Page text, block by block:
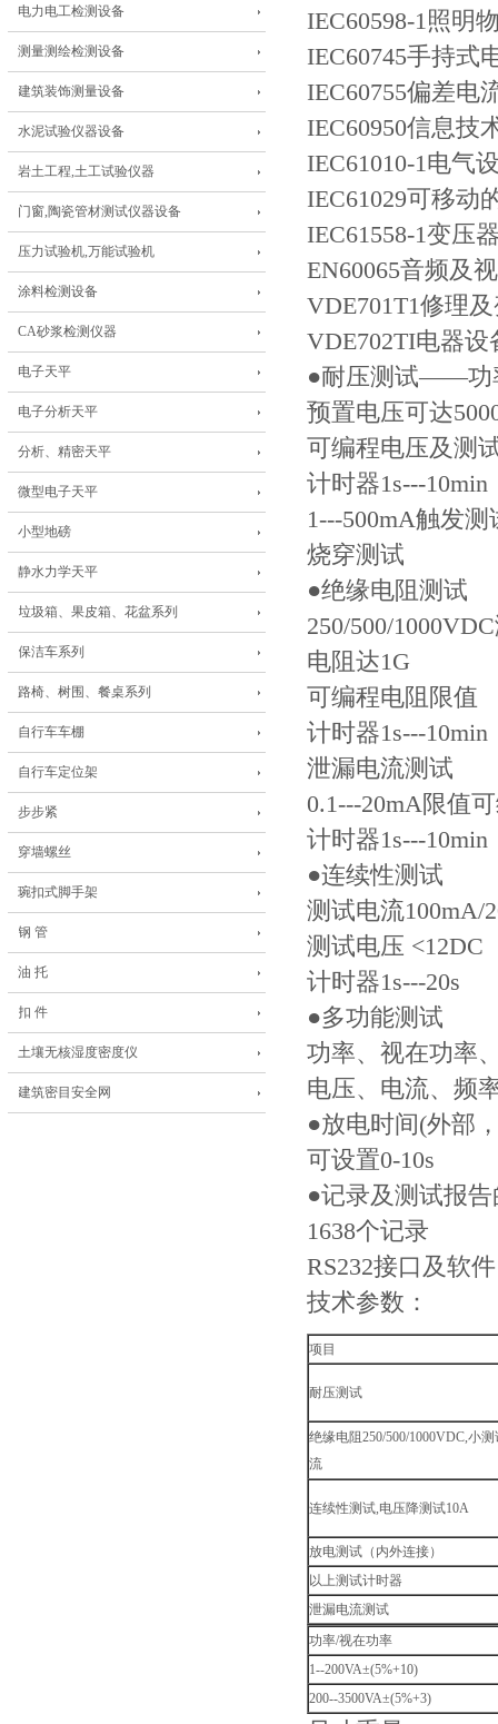
电力电工检测设备
测量测绘检测设备
建筑装饰测量设备
水泥试验仪器设备
岩土工程,土工试验仪器
门窗,陶瓷管材测试仪器设备
压力试验机,万能试验机
涂料检测设备
CA砂浆检测仪器
电子天平
电子分析天平
分析、精密天平
微型电子天平
小型地磅
静水力学天平
垃圾箱、果皮箱、花盆系列
保洁车系列
路椅、树围、餐桌系列
自行车车棚
自行车定位架
步步紧
穿墙螺丝
琬扣式脚手架
钢 管
油 托
扣 件
土壤无核湿度密度仪
建筑密目安全网
IEC60598-1照明
IEC60745手持式
IEC60755偏差电
IEC60950信息技
IEC61010-1电气
IEC61029可移动
IEC61558-1变压
EN60065音频及
VDE701T1修理
VDE702TI电器
●耐压测试——功
预置电压可达
可编程电压及测
计时器1s---10min
1---500mA触发测
烧穿测试
●绝缘电阻测试
250/500/
电阻达1G
可编程电阻限值
计时器1s---10min
泄漏电流测试
0.1---20mA限值
计时器1s---10min
●连续性测试
测试电流100mA/
测试电压 <12DC
计时器1s---20s
●多功能测试
功率、视在功率
电压、电流、频
●放电时间(外部
可设置0-10s
●记录及测试报
1638个记录
RS232接口及软件
技术参数：
项目
耐压测试
绝缘电阻250/500/1000VDC,小
流
连续性测试,电压降测试10A
放电测试（内外连接）
以上测试计时器
泄漏电流测试
功率/视在功率
1--200VA±(5%+10)
200--3500VA±(5%+3)